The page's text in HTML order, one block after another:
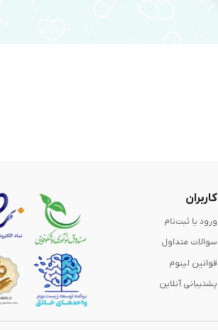
کاربران
ورود یا ثبت‌نام
سوالات متداول
قوانین لینوم
پشتیبانی آنلاین